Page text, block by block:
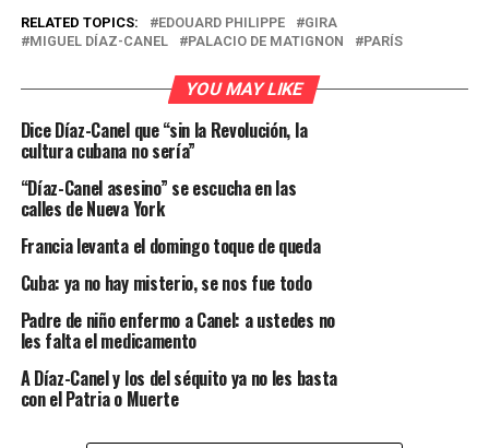
RELATED TOPICS: EDOUARD PHILIPPE
GIRA
MIGUEL DÍAZ-CANEL
PALACIO DE MATIGNON PARÍS
YOU MAY LIKE
Dice Díaz-Canel que “sin la Revolución, la
cultura cubana no sería”
“Díaz-Canel asesino” se escucha en las
calles de Nueva York
Francia levanta el domingo toque de queda
Cuba: ya no hay misterio, se nos fue todo
Padre de niño enfermo a Canel: a ustedes no
les falta el medicamento
A Díaz-Canel y los del séquito ya no les basta
con el Patria o Muerte